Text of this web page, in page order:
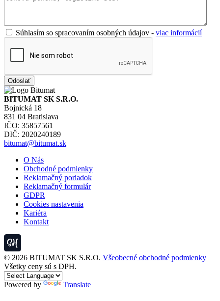
Súhlasím so spracovaním osobných údajov - viac informácií
BITUMAT SK S.R.O.
Bojnická 18
831 04 Bratislava
IČO: 35857561
DIČ: 2020240189
bitumat@bitumat.sk
O Nás
Obchodné podmienky
Reklamačný poriadok
Reklamačný formulár
GDPR
Cookies nastavenia
Kariéra
Kontakt
© 2026 BITUMAT SK S.R.O. Všeobecné obchodné podmienky
Všetky ceny sú s DPH.
Powered by Translate